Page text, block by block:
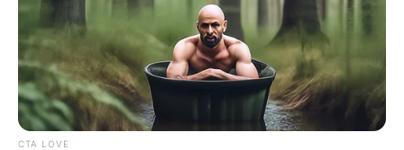
HUILA
¡Péguese la rodadita al
Huila en junio!
Programación completa
de San Pedro y San Juan
CTA LOVE